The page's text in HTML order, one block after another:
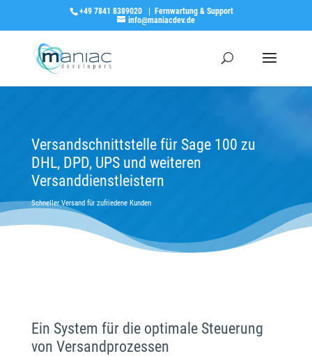
+49 7841 8389020|
Fernwartung & Support
info@maniacdev.de
Versandschnittstelle für Sage 100 zu
DHL, DPD, UPS und weiteren
Versanddienstleistern
Schneller Versand für zufriedene Kunden
Ein System für die optimale Steuerung
von Versandprozessen